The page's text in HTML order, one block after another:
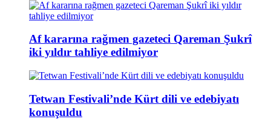
Af kararına rağmen gazeteci Qareman Şukrî
iki yıldır tahliye edilmiyor
Tetwan Festivali’nde Kürt dili ve edebiyatı
konuşuldu